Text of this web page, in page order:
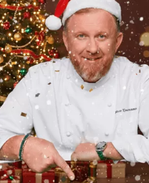
на оливковом масле
а затем вводи
и морковь.